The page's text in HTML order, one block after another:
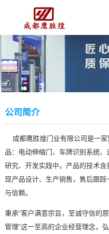
公司简介
成都鹰胜煌门业有限公司是一家
品：电动伸缩门、车牌识别系统
研究、开发实践中，产品的技术
现产品设计、生产销售，售后跟
与信赖。
秉承“客户满意宗旨，至诚守信的
管理”这一至高的企业经营理念，